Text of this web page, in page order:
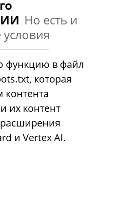
ИИ Но есть и
функцию в файл
которая
контента
их контент
расширения
и Vertex AI.